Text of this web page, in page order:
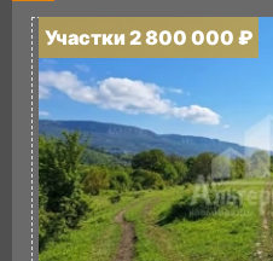
Участки 2 800 000 ₽